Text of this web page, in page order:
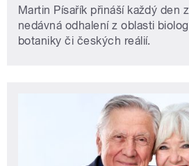
Martin Písařík přináší každý den
nedávná odhalení z oblasti
botaniky či českých reálií.